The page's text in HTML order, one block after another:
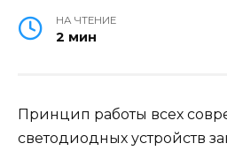
НА ЧТЕНИЕ
2 мин
Принцип работы всех
светодиодных устройств